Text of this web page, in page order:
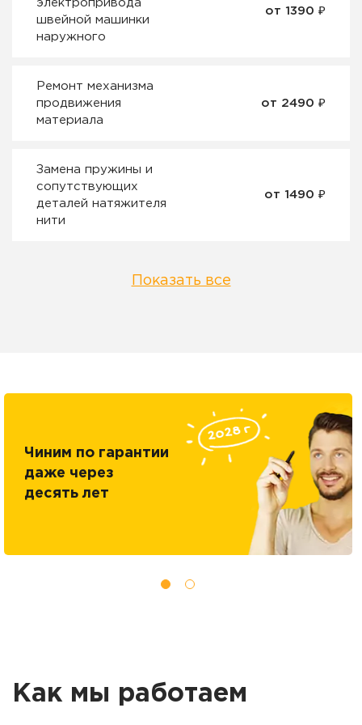
электропривода
швейной машинки
наружного
от 1390 ₽
Ремонт механизма
продвижения
материала
от 2490 ₽
Замена пружины и
сопутствующих
деталей натяжителя
нити
от 1490 ₽
Показать все
Чиним по гарантии
даже через
десять лет
Как мы работаем